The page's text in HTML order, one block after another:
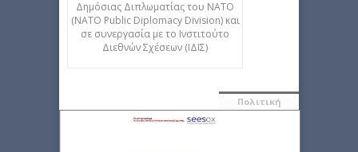
Δημόσιας Διπλωματίας του ΝΑΤΟ
(NATO Public Diplomacy Division) και
σε συνεργασία με το Ινστιτούτο
Διεθνών Σχέσεων (ΙΔΙΣ)
Πολιτική